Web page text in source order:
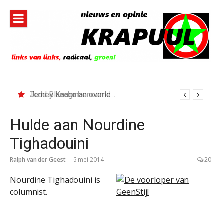
inhoud
Jerney Kaagman overleden
Hulde aan Nourdine
Tighadouini
Ralph van der Geest 6 mei 2014 20
Nourdine Tighadouini is
columnist.